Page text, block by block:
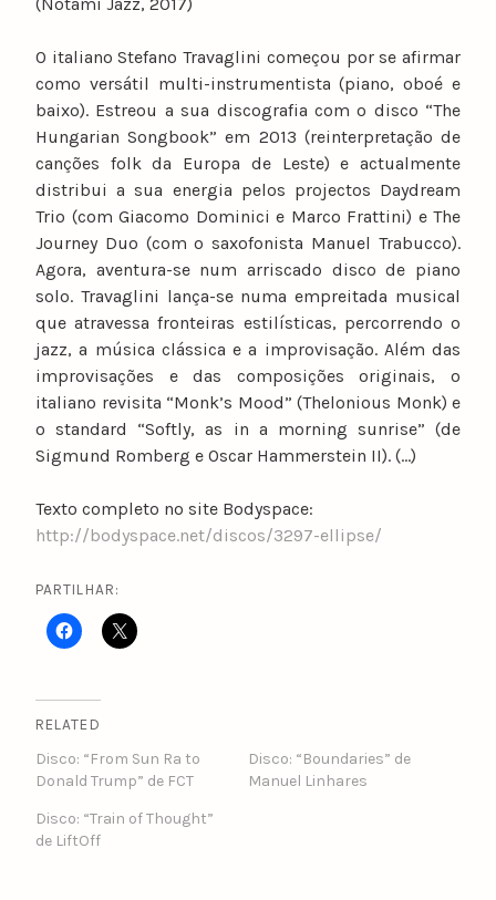
O italiano Stefano Travaglini começou por se afirmar
como versátil multi-instrumentista (piano, oboé e
baixo). Estreou a sua discografia com o disco “The
Hungarian Songbook” em 2013 (reinterpretação de
canções folk da Europa de Leste) e actualmente
distribui a sua energia pelos projectos Daydream
Trio (com Giacomo Dominici e Marco Frattini) e The
Journey Duo (com o saxofonista Manuel Trabucco).
Agora, aventura-se num arriscado disco de piano
solo. Travaglini lança-se numa empreitada musical
que atravessa fronteiras estilísticas, percorrendo o
jazz, a música clássica e a improvisação. Além das
improvisações e das composições originais, o
italiano revisita “Monk’s Mood” (Thelonious Monk) e
o standard “Softly, as in a morning sunrise” (de
Sigmund Romberg e Oscar Hammerstein II). (…)
Texto completo no site Bodyspace:
http://bodyspace.net/discos/3297-ellipse/
PARTILHAR:
RELATED
Disco: “From Sun Ra to
Donald Trump” de FCT
Disco: “Boundaries” de
Manuel Linhares
Disco: “Train of Thought”
de LiftOff